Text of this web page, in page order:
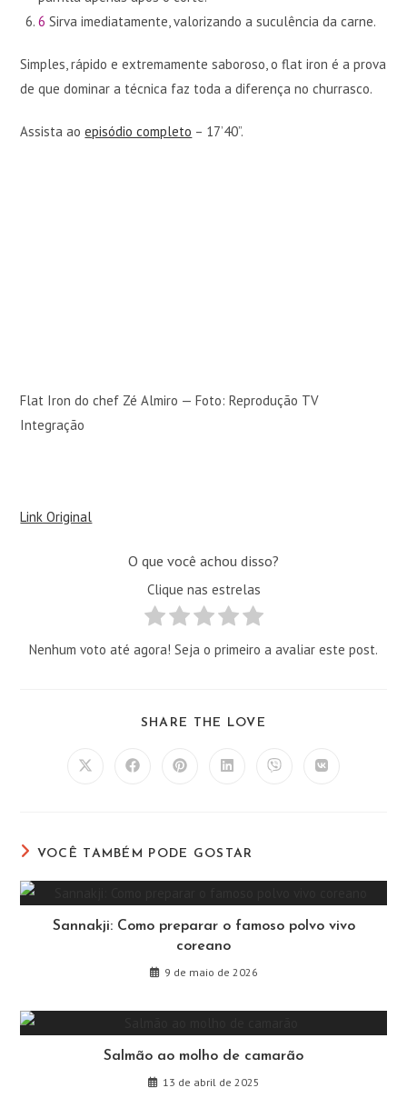
6 Sirva imediatamente, valorizando a suculência da carne.
Simples, rápido e extremamente saboroso, o flat iron é a prova
de que dominar a técnica faz toda a diferença no churrasco.
Assista aoepisódio completo – 17’40”.
Flat Iron do chef Zé Almiro — Foto: Reprodução TV
Integração
Link Original
O que você achou disso?
Clique nas estrelas
Nenhum voto até agora! Seja o primeiro a avaliar este post.
SHARE THE LOVE
Abre Abre Abre Abre Abre Abre
VOCÊ TAMBÉM PODE GOSTAR
Sannakji: Como preparar o famoso polvo vivo
coreano
9 de maio de 2026
Salmão ao molho de camarão
13 de abril de 2025